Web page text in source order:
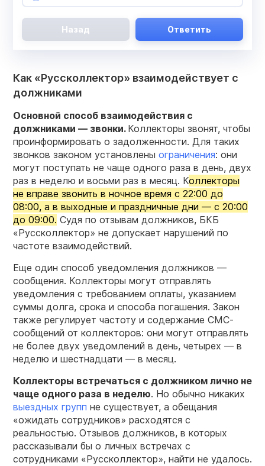
Назад Ответить
Как «Руссколлектор» взаимодействует с
должниками
Основной способ взаимодействия с
должниками — звонки. Коллекторы звонят, чтобы
проинформировать о задолженности. Для таких
звонков законом установлены ограничения: они
могут поступать не чаще одного раза в день, двух
раз в неделю и восьми раз в месяц. Коллекторы
не вправе звонить в ночное время с 22:00 до
08:00, а в выходные и праздничные дни — с 20:00
до 09:00. Судя по отзывам должников, БКБ
«Руссколлектор» не допускает нарушений по
частоте взаимодействий.
Еще один способ уведомления должников —
сообщения. Коллекторы могут отправлять
уведомления с требованием оплаты, указанием
суммы долга, срока и способа погашения. Закон
также регулирует частоту и содержание СМС-
сообщений от коллекторов: они могут отправлять
не более двух уведомлений в день, четырех — в
неделю и шестнадцати — в месяц.
Коллекторы встречаться с должником лично не
чаще одного раза в неделю. Но обычно никаких
выездных групп не существует, а обещания
«ожидать сотрудников» расходятся с
реальностью. Отзывов должников, в которых
рассказывали бы о личных встречах с
сотрудниками «Руссколлектор», найти не удалось.